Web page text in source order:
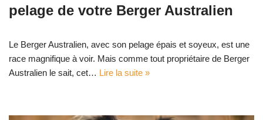
pelage de votre Berger Australien
Le Berger Australien, avec son pelage épais et soyeux, est une
race magnifique à voir. Mais comme tout propriétaire de Berger
Australien le sait, cet… Lire la suite »